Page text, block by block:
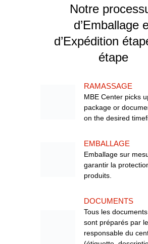
Notre
d’Emballage
d’Expédition
étape
RAMASSAGE
MBE Center picks
package or
on the desired
EMBALLAGE
Emballage sur
garantir la
produits.
DOCUMENTS
Tous les
sont préparés par le
responsable du